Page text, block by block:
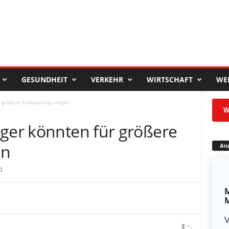
GESUNDHEIT VERKEHR WIRTSCHAFT
Evakuierung sorgen
könnten für größere